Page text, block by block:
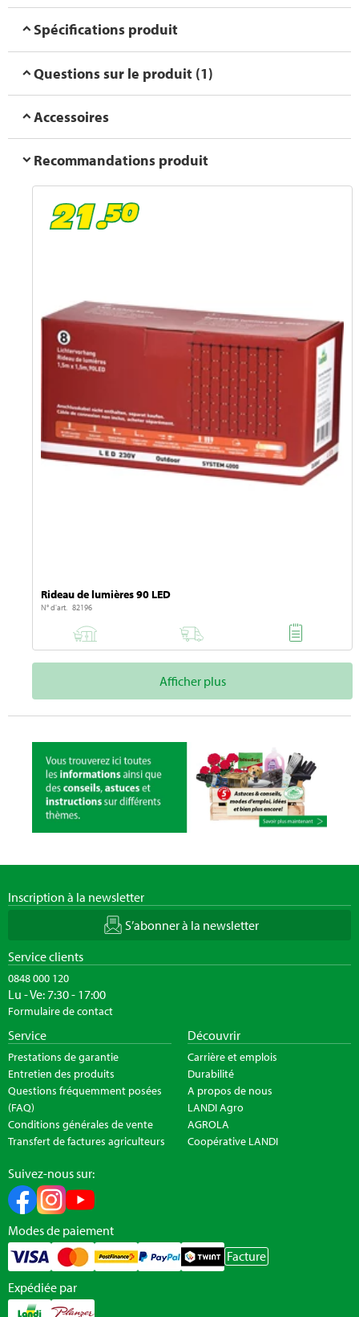
Spécifications produit
Questions sur le produit (1)
Accessoires
Recommandations produit
Rideau de lumières 90 LED
N° d'art. 82196
Afficher plus
Inscription à la newsletter
S’abonner à la newsletter
Service clients
0848 000 120
Lu - Ve: 7:30 - 17:00
Formulaire de contact
Service
Prestations de garantie
Entretien des produits
Questions fréquemment posées
(FAQ)
Conditions générales de vente
Transfert de factures agriculteurs
Découvrir
Carrière et emplois
Durabilité
A propos de nous
LANDI Agro
AGROLA
Coopérative LANDI
Suivez-nous sur:
Modes de paiement
Facture
Expédiée par